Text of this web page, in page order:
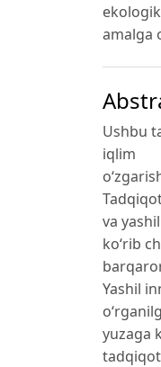
amalga
Ushbu
iqlim
va
ko‘rib
Yashil
yuzaga